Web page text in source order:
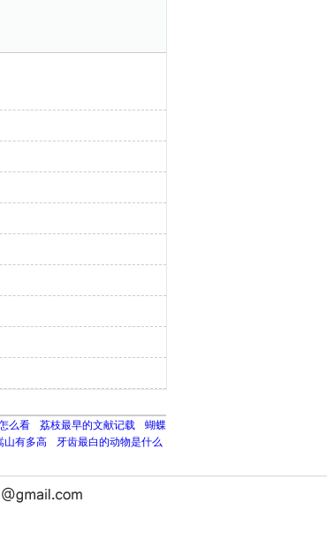
么看 荔枝最早的文献记载
蝴蝶
山有多高
牙齿最白的动物是什么